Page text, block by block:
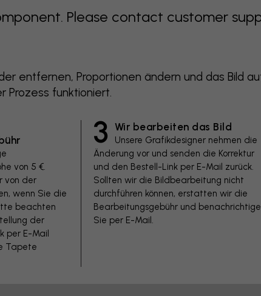
Please contact customer
entfernen, Proportionen ändern und das Bild
Prozess funktioniert.
von 5 €.
von der
wenn Sie die
beachten
der
per E-Mail
Tapete
3 Wir bearbeiten das Bild
Unsere Grafikdesigner nehmen die
Änderung vor und senden die Korrektur
und den Bestell-Link per E-Mail zurück.
Sollten wir die Bildbearbeitung nicht
durchführen können, erstatten wir die
Bearbeitungsgebühr und
Sie per E-Mail.